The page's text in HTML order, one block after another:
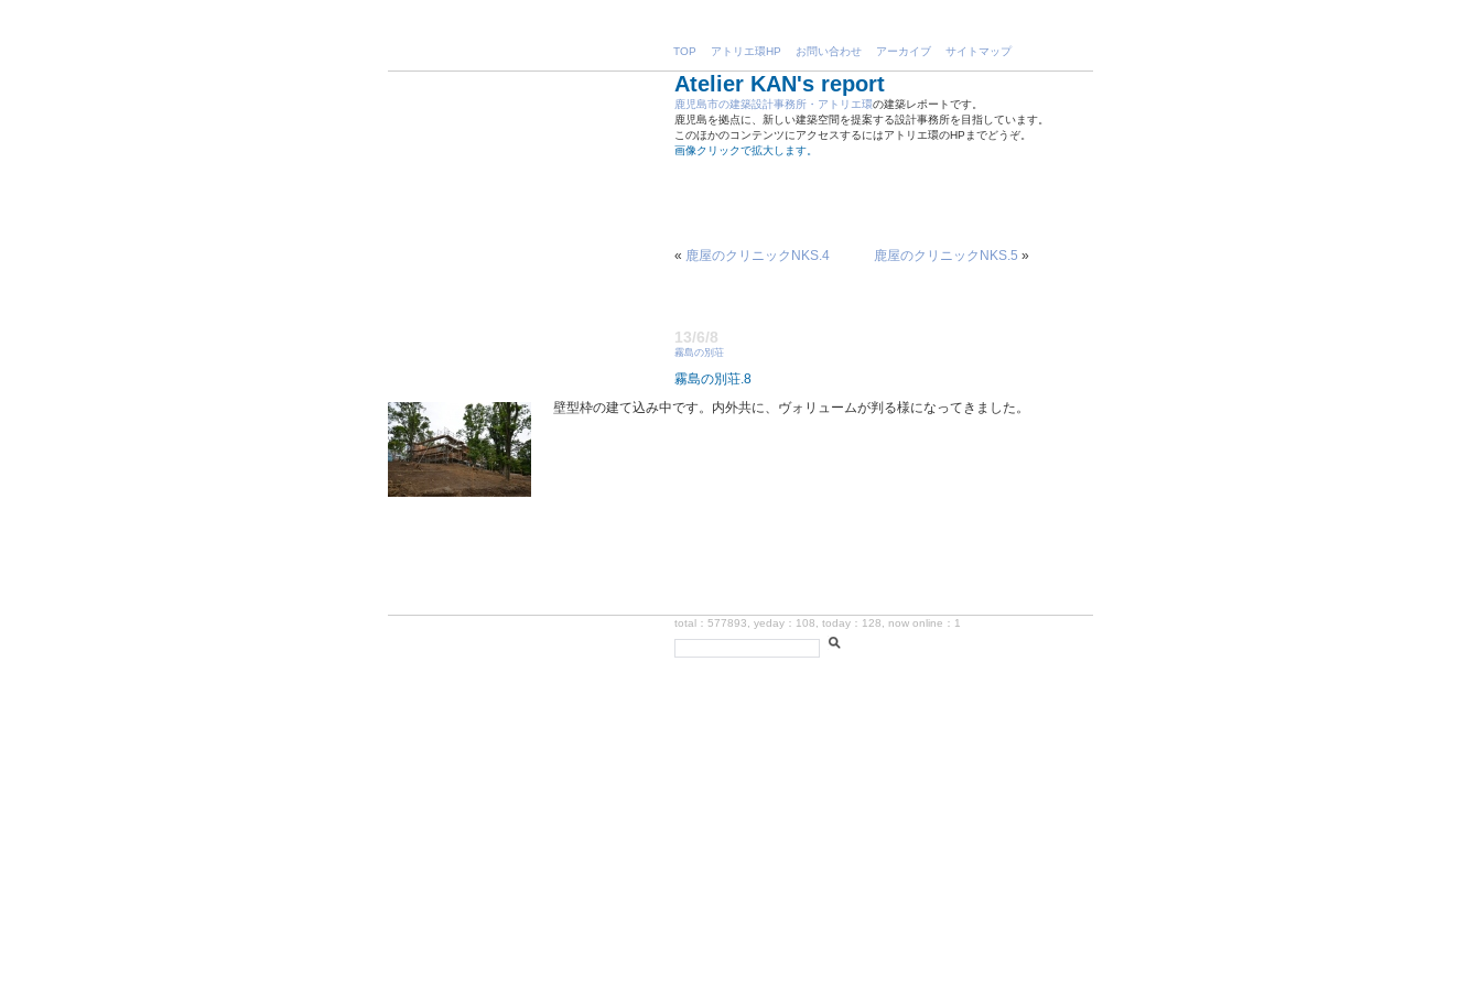
TOP アトリエ環HP お問い合わせ アーカイブ サイトマップ
Atelier KAN's report
鹿児島市の建築設計事務所・アトリエ環の建築レポートです。
鹿児島を拠点に、新しい建築空間を提案する設計事務所を目指しています。
このほかのコンテンツにアクセスするにはアトリエ環のHPまでどうぞ。
画像クリックで拡大します。
« 鹿屋のクリニックNKS.4 鹿屋のクリニックNKS.5 »
13/6/8
霧島の別荘
霧島の別荘.8
壁型枠の建て込み中です。内外共に、ヴォリュームが判る様になってきました。
total：577893, yeday：108, today：128, now online：1